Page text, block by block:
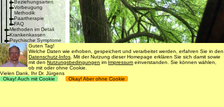
Beziehungsarten
Vorbeugung
Methodik
Paartherapie
FAQ
Methoden im Detail
Krankenkassen
Psychische Symptome
Sexualstörungen
Körperliche Symptome
Kosten
Freie Termine
Vorbeugung
Krisenbewältigung
FAQ
Guten Tag!
Welche Daten wie erhoben, gespeichert und verarbeitet werden, erfahren Sie in den
Datenschutz-Infos . Mit der Nutzung dieser Homepage erklären Sie sich damit sowie
mit denNutzungsbedingungen im Impressum einverstanden. Sie können wählen,
ob mit oder ohne Cookie.
Vielen Dank, Ihr Dr. Jürgens
Okay! Auch mit Cookie
Okay! Aber ohne Cookie